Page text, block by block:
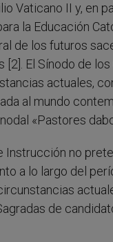
Vaticano II y, en
la Educación
de los futuros
El Sínodo de
actuales,
al mundo
«Pastores
Instrucción no
a lo largo del
de